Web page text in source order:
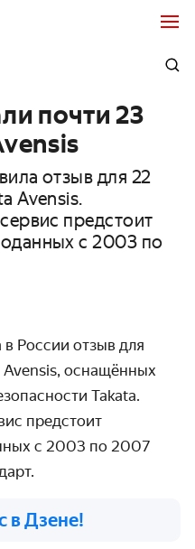
почти 23
отзыв для 22
Avensis.
предстоит
с 2003 по
России отзыв для
Avensis, оснащённых
Takata.
предстоит
с 2003 по 2007
в Дзене!